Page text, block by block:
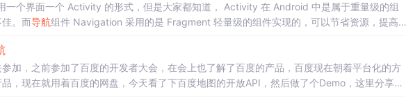
个界面一个 Activity 的形式，但是大家都知道， Activity 在 Android 中是属于重量级的组
。而导航组件 Navigation 采用的是 Fragment 轻量级的组件实现的，可以节省资源，提高用
加，之前参加了百度的开发者大会，在会上也了解了百度的产品，百度现在朝着平台化的方
，现在就用着百度的网盘，今天看了下百度地图的开放API，然后做了个Demo，这里分享出